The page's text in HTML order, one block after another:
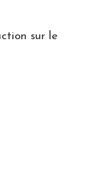
sur le